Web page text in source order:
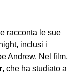
racconta le sue
inclusi i
Andrew. Nel film,
, che ha studiato a